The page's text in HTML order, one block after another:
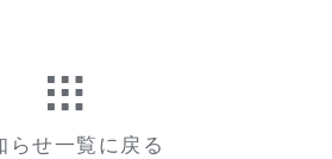
らせ一覧に戻る